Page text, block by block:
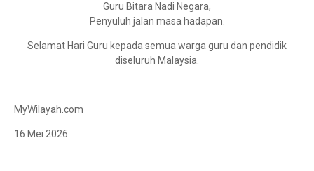
Guru Bitara Nadi Negara,
Penyuluh jalan masa hadapan.
Selamat Hari Guru kepada semua warga guru dan pendidik
diseluruh Malaysia.
MyWilayah.com
16 Mei 2026